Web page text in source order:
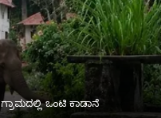
ಒಂಟಿ ಕಾಡಾನೆ